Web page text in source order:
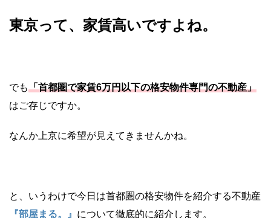
東京って、家賃高いですよね。
でも「首都圏で家賃6万円以下の格安物件専門の不動産」
はご存じですか。
なんか上京に希望が見えてきませんかね。
と、いうわけで今日は首都圏の格安物件を紹介する不動産
『部屋まる。』 について徹底的に紹介します。